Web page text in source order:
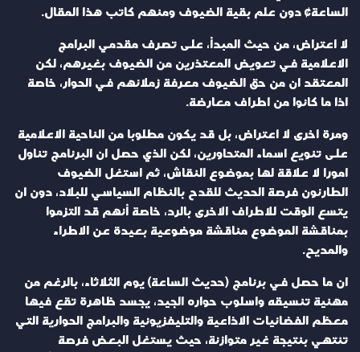
الساعة» دون علم بقية الضيوف ومنهم كاتب هذا المقال.
لا اعتراض، من حيث المبدأ، على تصرف مقدمي البرامج
الاعلامية في تعويض المعتذرين من الضيوف بغيرهم، لكن
المعتقد ان من حق الضيوف معرفة زملائهم في الحوار، خاصة
اذا ما كانوا من اطراف معارضة.
ومرة اخرى لا اعتراض، بل قد يكون مطلوبا من الناحية الاعلامية
على تنويع اسماء المتحاورين، لكن الذي حصل ان البرنامج تناول
امورا لا علاقة لها بموضوع النقاش، ثم استغل الضيوف
الطارئون فرصة الحديث للقدح بالنظام السياسي للبلاد، دون ان
يتسع الوقت للاطراف الاخرى بالرد، خاصة أنهم قد التزموا
بمناقشة الموضوع مناقشة موضوعية بعيدة عن الاطراء
والمديح.
ان ما حصل في برنامج (حديث الساعة) يوم الثلاثاء، بالرغم من
مهنية تنسيقه واسلوب حواره الجيد، يجسد ظاهرة تقع فيها
معظم الفضائيات الاذاعية والتليفزيونية والبرامج الحوارية التي
تنتهي بنتيجة غير متوازنة، حيث يستغل البعض فرصة